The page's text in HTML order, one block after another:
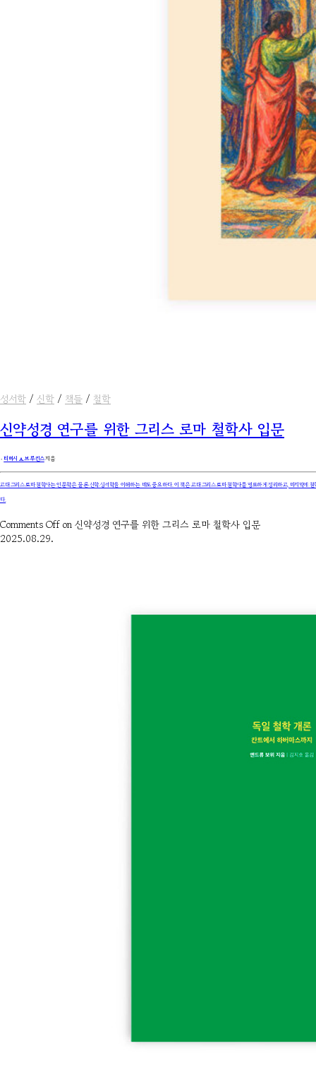
성서학 / 신학 / 책들 / 철학
신약성경 연구를 위한 그리스 로마 철학사 입문
۰티머시 A. 브루킨스지음
고대 그리스 로마 철학사는 인문학은 물론 신학·성서학을 이해하는 데도 중요하다. 이 책은 고대 그리스 로마 철학사를 명료하게 정리하고, 마지막
다.
Comments Off on 신약성경 연구를 위한 그리스 로마 철학사 입문
2025.08.29.